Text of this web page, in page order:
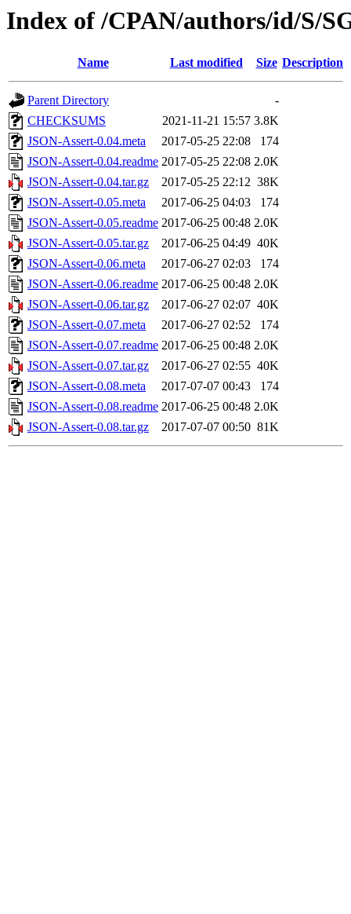
Index of /CPAN/authors/id/S/
Name Last modified Size Description
Parent Directory
-
CHECKSUMS
2021-11-21 15:57 3.8K
JSON-Assert-0.04.meta
2017-05-25 22:08
174
JSON-Assert-0.04.readme 2017-05-25 22:08 2.0K
JSON-Assert-0.04.tar.gz
2017-05-25 22:12 38K
JSON-Assert-0.05.meta
2017-06-25 04:03
174
JSON-Assert-0.05.readme 2017-06-25 00:48 2.0K
JSON-Assert-0.05.tar.gz
2017-06-25 04:49 40K
JSON-Assert-0.06.meta
2017-06-27 02:03
174
JSON-Assert-0.06.readme 2017-06-25 00:48 2.0K
JSON-Assert-0.06.tar.gz
2017-06-27 02:07 40K
JSON-Assert-0.07.meta
2017-06-27 02:52
174
JSON-Assert-0.07.readme 2017-06-25 00:48 2.0K
JSON-Assert-0.07.tar.gz
2017-06-27 02:55 40K
JSON-Assert-0.08.meta
2017-07-07 00:43
174
JSON-Assert-0.08.readme 2017-06-25 00:48 2.0K
JSON-Assert-0.08.tar.gz
2017-07-07 00:50 81K